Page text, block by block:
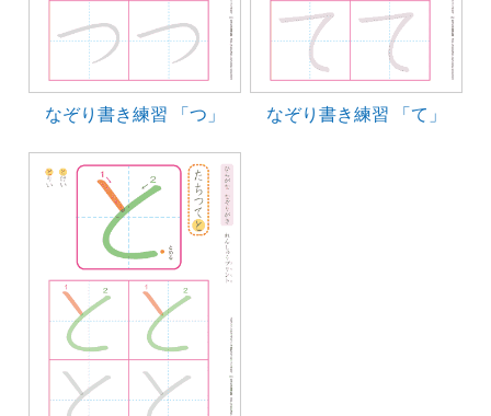
なぞり書き練習 「つ」 なぞり書き練習 「て」